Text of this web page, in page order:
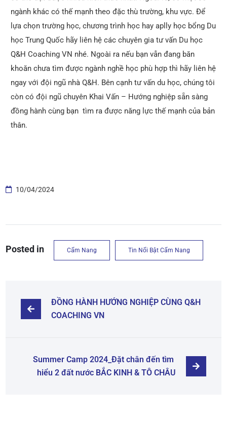
ngành khác có thế mạnh theo đặc thù trường, khu vực. Để
lựa chọn trường học, chương trình học hay aplly học bổng Du
học Trung Quốc hãy liên hệ các chuyên gia tư vấn Du học
Q&H Coaching VN nhé. Ngoài ra nếu bạn vẫn đang băn
khoăn chưa tìm được ngành nghề học phù hợp thì hãy liên hệ
ngay với đội ngũ nhà Q&H. Bên cạnh tư vấn du học, chúng tôi
còn có đội ngũ chuyên Khai Vấn – Hướng nghiệp sẵn sàng
đồng hành cùng bạn tìm ra được năng lực thế mạnh của bản
thân.
10/04/2024
Posted in Cẩm Nang Tin Nổi Bật Cẩm Nang
ĐỒNG HÀNH HƯỚNG NGHIỆP CÙNG Q&H
COACHING VN
Summer Camp 2024_Đặt chân đến tìm
hiểu 2 đất nước BẮC KINH & TÔ CHÂU